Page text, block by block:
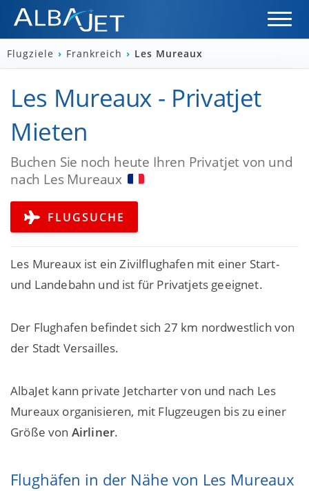
Flugziele › Frankreich › Les Mureaux
Les Mureaux - Privatjet
Mieten
Buchen Sie noch heute Ihren Privatjet von und
nach Les Mureaux
FLUGSUCHE
Les Mureaux ist ein Zivilflughafen mit einer Start-
und Landebahn und ist für Privatjets geeignet.
Der Flughafen befindet sich 27 km nordwestlich von
der Stadt Versailles.
AlbaJet kann private Jetcharter von und nach Les
Mureaux organisieren, mit Flugzeugen bis zu einer
Größe von Airliner.
Flughäfen in der Nähe von Les Mureaux